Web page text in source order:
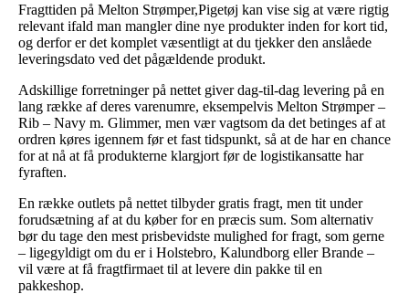
Fragttiden på Melton Strømper,Pigetøj kan vise sig at være rigtig
relevant ifald man mangler dine nye produkter inden for kort tid,
og derfor er det komplet væsentligt at du tjekker den anslåede
leveringsdato ved det pågældende produkt.
Adskillige forretninger på nettet giver dag-til-dag levering på en
lang række af deres varenumre, eksempelvis Melton Strømper –
Rib – Navy m. Glimmer, men vær vagtsom da det betinges af at
ordren køres igennem før et fast tidspunkt, så at de har en chance
for at nå at få produkterne klargjort før de logistikansatte har
fyraften.
En række outlets på nettet tilbyder gratis fragt, men tit under
forudsætning af at du køber for en præcis sum. Som alternativ
bør du tage den mest prisbevidste mulighed for fragt, som gerne
– ligegyldigt om du er i Holstebro, Kalundborg eller Brande –
vil være at få fragtfirmaet til at levere din pakke til en
pakkeshop.